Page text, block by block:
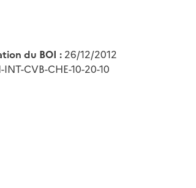
du BOI : 26/12/2012
INT-CVB-CHE-10-20-10